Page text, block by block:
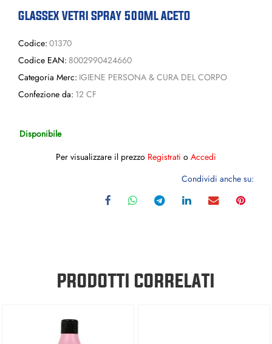
GLASSEX VETRI SPRAY 500ML ACETO
Codice: 01370
Codice EAN: 8002990424660
Categoria Merc: IGIENE PERSONA & CURA DEL CORPO
Confezione da: 12 CF
Disponibile
Per visualizzare il prezzo Registrati o Accedi
Condividi anche su:
PRODOTTI CORRELATI